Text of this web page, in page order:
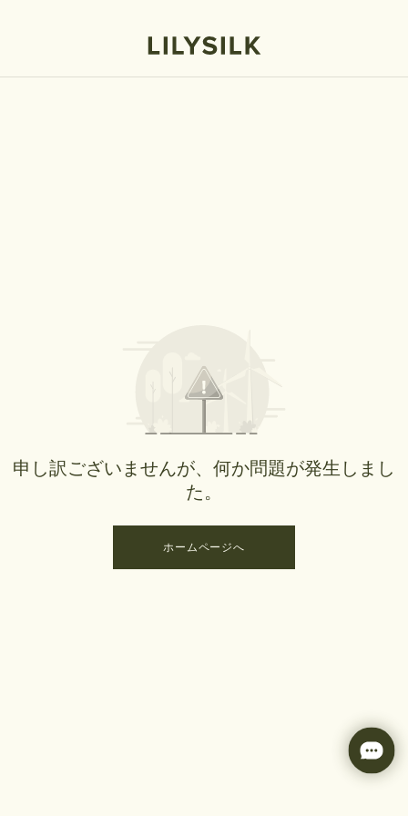
申し訳ございませんが、何か問題が発生しまし
た。
ホームページへ